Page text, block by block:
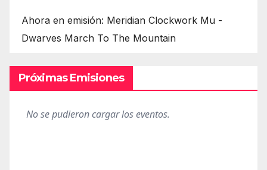
Ahora en emisión: Meridian Clockwork Mu -
Dwarves March To The Mountain
Próximas Emisiones